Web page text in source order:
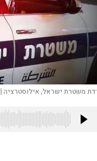
משטרת ישראל, אילוסטרציה |